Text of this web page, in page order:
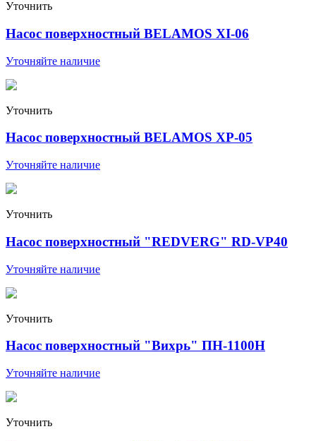
Уточнить
Насос поверхностный BELAMOS ХI-06
Уточняйте наличие
Уточнить
Насос поверхностный BELAMOS ХР-05
Уточняйте наличие
Уточнить
Насос поверхностный "REDVERG" RD-VP40
Уточняйте наличие
Уточнить
Насос поверхностный "Вихрь" ПН-1100Н
Уточняйте наличие
Уточнить